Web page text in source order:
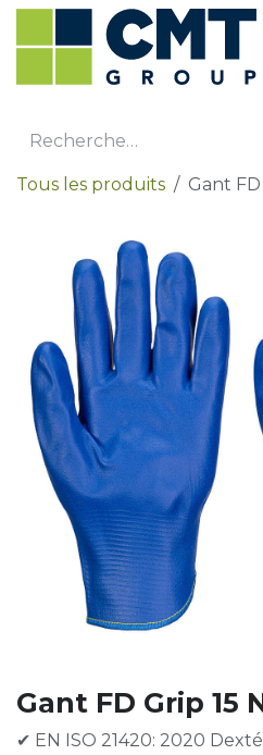
Se rendre au contenu
Tous les produits Gant
Gant FD Grip 15
✔ EN ISO 21420: 2020